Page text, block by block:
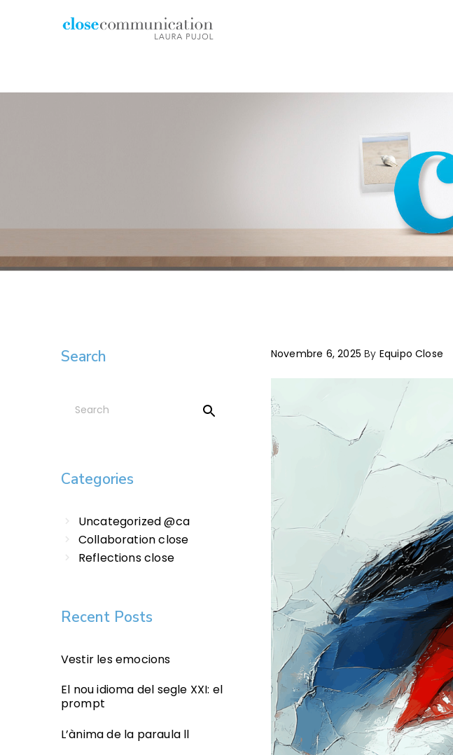
Novembre 6, 2025 By Equipo Close
Search
Categories
Uncategorized @ca
Collaboration close
Reflections close
Recent Posts
Vestir les emocions
El nou idioma del segle XXI: el
prompt
L’ànima de la paraula ll